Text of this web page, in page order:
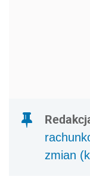
zmian